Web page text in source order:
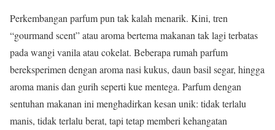
Perkembangan parfum pun tak kalah menarik. Kini, tren
“gourmand scent” atau aroma bertema makanan tak lagi terbatas
pada wangi vanila atau cokelat. Beberapa rumah parfum
bereksperimen dengan aroma nasi kukus, daun basil segar, hingga
aroma manis dan gurih seperti kue mentega. Parfum dengan
sentuhan makanan ini menghadirkan kesan unik: tidak terlalu
manis, tidak terlalu berat, tapi tetap memberi kehangatan